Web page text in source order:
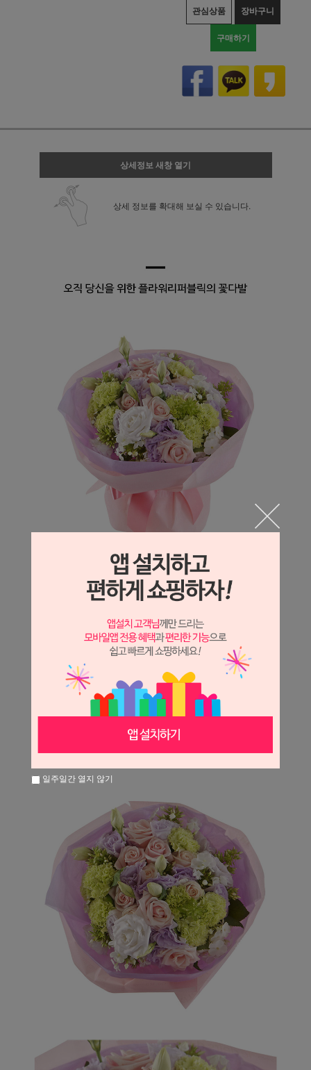
관심상품 장바구니
구매하기
상세정보 새창 열기
상세 정보를 확대해 보실 수 있습니다.
일주일간 열지 않기